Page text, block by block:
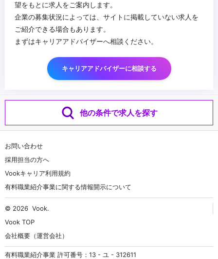
望をもとに求人をご案内します。
企業の募集状況によっては、サイトに掲載していない求人を
ご紹介できる場合もあります。
まずはキャリアアドバイザーへ相談ください。
キャリアアドバイザーに相談する
他の条件で求人を探す
お問い合わせ
採用担当の方へ
Vookキャリア利用規約
有料職業紹介事業に関する情報開示について
© 2026 Vook.
Vook TOP
会社概要（運営会社）
有料職業紹介事業 許可番号：13 - ユ - 312611